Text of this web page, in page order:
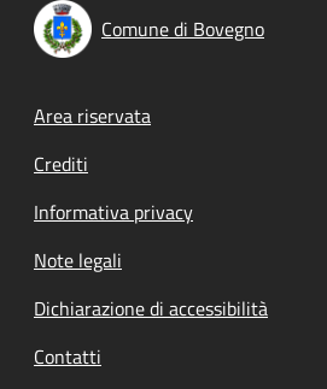
Comune di Bovegno
Footer menu
Area riservata
Crediti
Informativa privacy
Note legali
Dichiarazione di accessibilità
Contatti